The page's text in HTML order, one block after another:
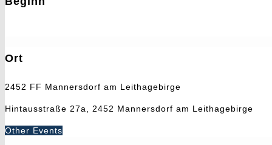
Ort
2452 FF Mannersdorf am Leithagebirge
Hintausstraße 27a, 2452 Mannersdorf am Leithagebirge
Other Events